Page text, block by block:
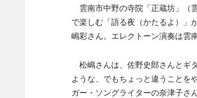
雲南市中野の寺院「正蔵坊」（
で楽しむ「語る夜（かたるよ）」
嶋彩さん。エレクトーン演奏は雲
松嶋さんは、佐野史郎さんとギ
ような、でもちょっと違うことを
ガー・ソングライターの奈津子さ